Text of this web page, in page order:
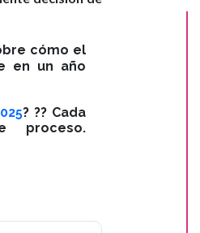
cómo el
en un año
? ?? Cada
proceso.